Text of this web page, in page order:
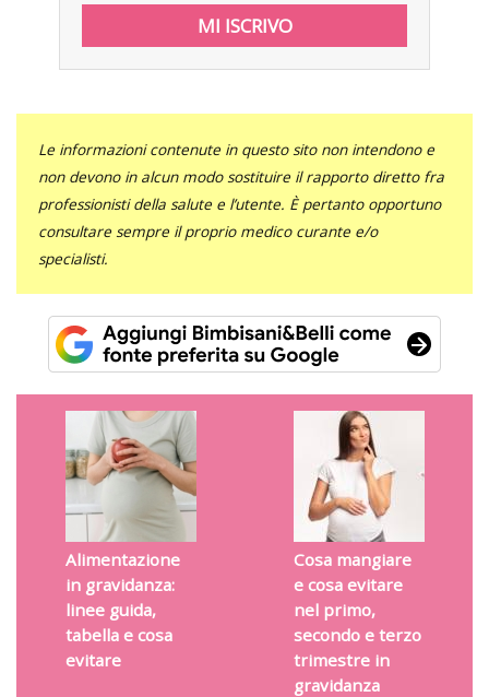
Le informazioni contenute in questo sito non intendono e
non devono in alcun modo sostituire il rapporto diretto fra
professionisti della salute e l’utente. È pertanto opportuno
consultare sempre il proprio medico curante e/o
specialisti.
Alimentazione
in gravidanza:
linee guida,
tabella e cosa
evitare
Cosa mangiare
e cosa evitare
nel primo,
secondo e terzo
trimestre in
gravidanza